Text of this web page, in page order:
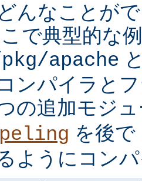
んなことが
で典型的な
apache
ンパイラと
の追加モジ
を後
ようにコン